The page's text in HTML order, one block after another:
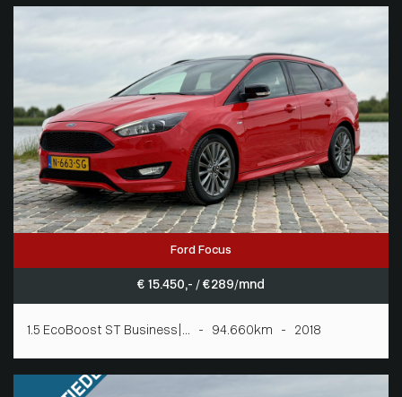
Ford Focus
€ 15.450,- / € 289/mnd
1.5 EcoBoost ST Business|... - 94.660km - 2018